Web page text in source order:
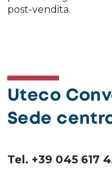
post-vendita.
Uteco
Sede
Tel. +39 045 617